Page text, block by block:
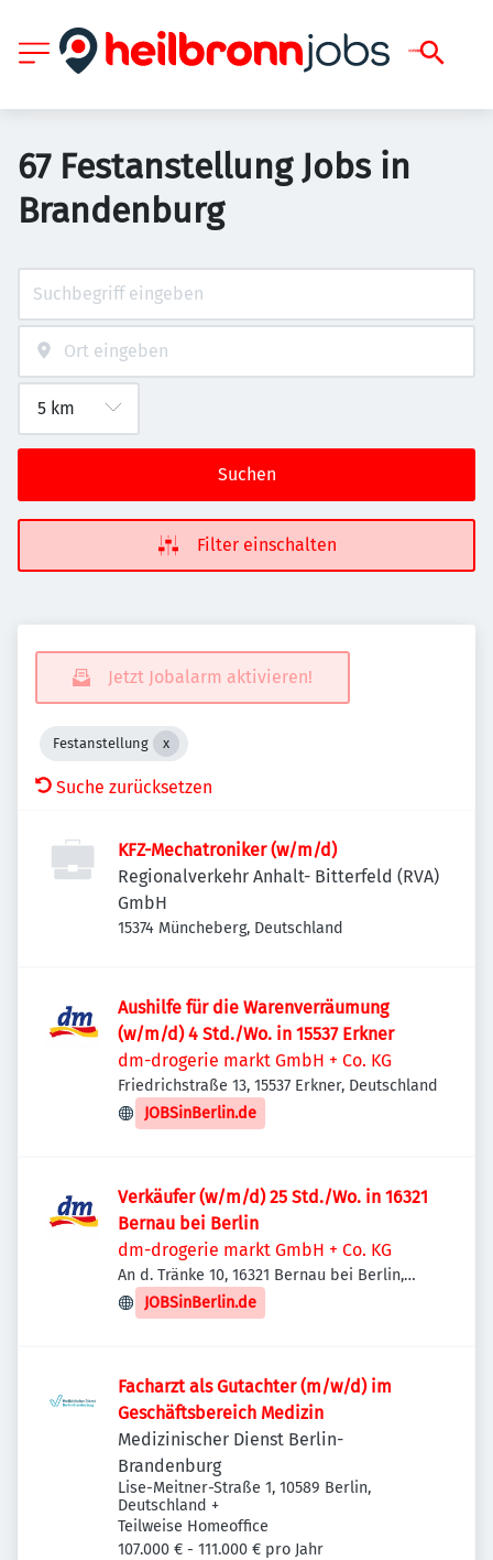
67 Festanstellung Jobs in
Brandenburg
Suchen
Filter einschalten
Jetzt Jobalarm aktivieren!
Festanstellung
Suche zurücksetzen
KFZ-Mechatroniker (w/m/d)
Regionalverkehr Anhalt- Bitterfeld (RVA)
GmbH
15374 Müncheberg, Deutschland
Aushilfe für die Warenverräumung
(w/m/d) 4 Std./Wo. in 15537 Erkner
dm-drogerie markt GmbH + Co. KG
Friedrichstraße 13, 15537 Erkner, Deutschland
JOBSinBerlin.de
Verkäufer (w/m/d) 25 Std./Wo. in 16321
Bernau bei Berlin
dm-drogerie markt GmbH + Co. KG
An d. Tränke 10, 16321 Bernau bei Berlin,
Deutschland
JOBSinBerlin.de
Facharzt als Gutachter (m/w/d) im
Geschäftsbereich Medizin
Medizinischer Dienst Berlin-
Brandenburg
Lise-Meitner-Straße 1, 10589 Berlin,
Deutschland +
Teilweise Homeoffice
107.000 € - 111.000 € pro Jahr